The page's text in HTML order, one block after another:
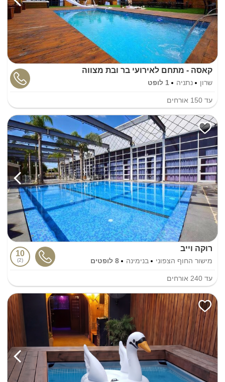
קאסה - מתחם לאירועי בר ובת מצווה
שרון נתניה 1 לופט
עד 150 אורחים
רוקה וייב
מישור החוף הצפוני בנימינה 8 לופטים
10
2
עד 240 אורחים